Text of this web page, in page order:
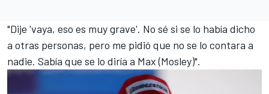
"Dije 'vaya, eso es muy grave'. No sé si se lo había dicho
a otras personas, pero me pidió que no se lo contara a
nadie. Sabía que se lo diría a Max (Mosley)".